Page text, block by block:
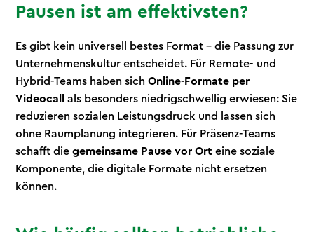
Pausen ist am effektivsten?
Es gibt kein universell bestes Format – die Passung zur
Unternehmenskultur entscheidet. Für Remote- und
Hybrid-Teams haben sichOnline-Formate per
Videocall
als besonders niedrigschwellig erwiesen: Sie
reduzieren sozialen Leistungsdruck und lassen sich
ohne Raumplanung integrieren. Für Präsenz-Teams
schafft diegemeinsame Pause vor Ort eine soziale
Komponente, die digitale Formate nicht ersetzen
können.